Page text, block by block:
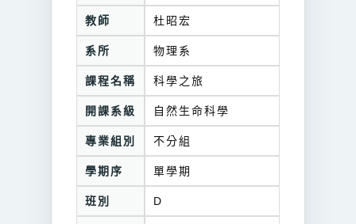
教師 杜昭宏
系所 物理系
課程名稱 科學之旅
開課系級 自然生命科學
專業組別 不分組
學期序 單學期
班別 D